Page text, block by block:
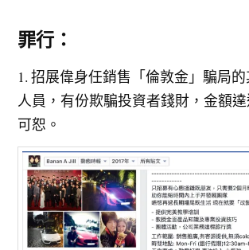
罪行：
1. 招展偉身任銷售「倫敦金」騙局
人員，有份欺騙投資者錢財，金額
可恕。